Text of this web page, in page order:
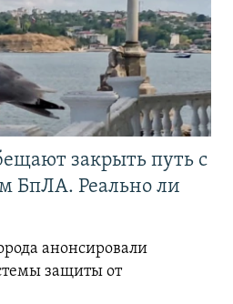
закрыть путь с
БпЛА. Реально ли
анонсировали
защиты от